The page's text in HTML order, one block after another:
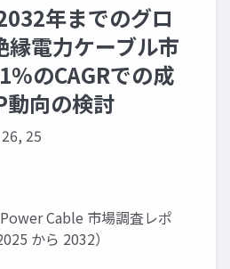
年までのグロ
縁電力ケーブル市
のCAGRでの成
動向の検討
25
Cable 市場調査レポ
から 2032）